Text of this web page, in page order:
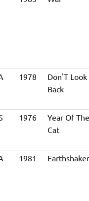
1978
Don'T Look
Back
1976
Year Of
Cat
1981